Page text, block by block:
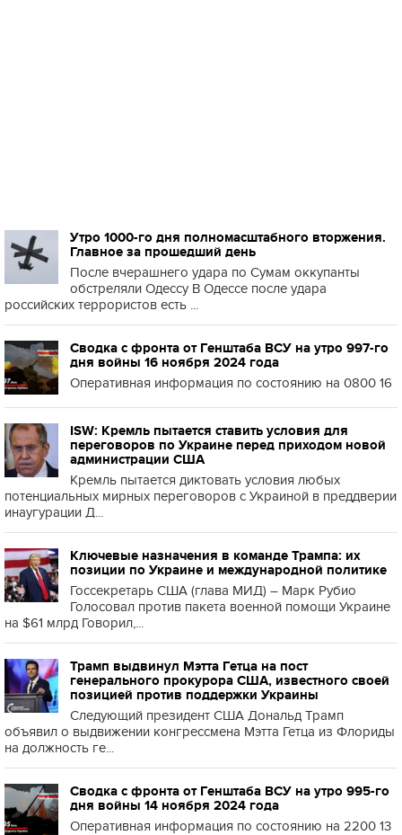
Утро 1000-го дня полномасштабного вторжения.
Главное за прошедший день
После вчерашнего удара по Сумам оккупанты
обстреляли Одессу В Одессе после удара
российских террористов есть ...
Сводка с фронта от Генштаба ВСУ на утро 997-го
дня войны 16 ноября 2024 года
Оперативная информация по состоянию на 0800 16
ISW: Кремль пытается ставить условия для
переговоров по Украине перед приходом новой
администрации США
Кремль пытается диктовать условия любых
потенциальных мирных переговоров с Украиной в преддверии
инаугурации Д...
Ключевые назначения в команде Трампа: их
позиции по Украине и международной политике
Госсекретарь США (глава МИД) – Марк Рубио
Голосовал против пакета военной помощи Украине
на $61 млрд Говорил,...
Трамп выдвинул Мэтта Гетца на пост
генерального прокурора США, известного своей
позицией против поддержки Украины
Следующий президент США Дональд Трамп
объявил о выдвижении конгрессмена Мэтта Гетца из Флориды
на должность ге...
Сводка с фронта от Генштаба ВСУ на утро 995-го
дня войны 14 ноября 2024 года
Оперативная информация по состоянию на 2200 13